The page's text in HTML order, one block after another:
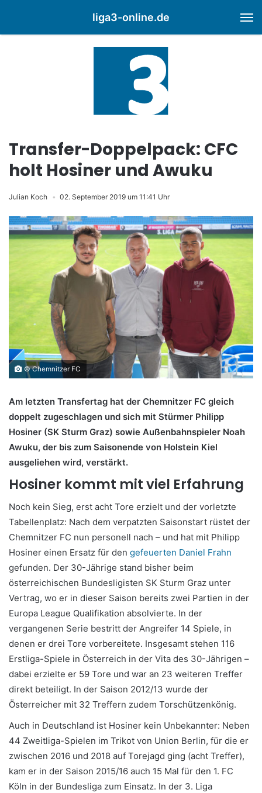
liga3-online.de
Transfer-Doppelpack: CFC
holt Hosiner und Awuku
Julian Koch 02. September 2019 um 11:41 Uhr
© Chemnitzer FC
Am letzten Transfertag hat der Chemnitzer FC gleich
doppelt zugeschlagen und sich mit Stürmer Philipp
Hosiner (SK Sturm Graz) sowie Außenbahnspieler Noah
Awuku, der bis zum Saisonende von Holstein Kiel
ausgeliehen wird, verstärkt.
Hosiner kommt mit viel Erfahrung
Noch kein Sieg, erst acht Tore erzielt und der vorletzte
Tabellenplatz: Nach dem verpatzten Saisonstart rüstet der
Chemnitzer FC nun personell nach – und hat mit Philipp
Hosiner einen Ersatz für den gefeuerten Daniel Frahn
gefunden. Der 30-Jährige stand bisher beim
österreichischen Bundesligisten SK Sturm Graz unter
Vertrag, wo er in dieser Saison bereits zwei Partien in der
Europa League Qualifikation absolvierte. In der
vergangenen Serie bestritt der Angreifer 14 Spiele, in
denen er drei Tore vorbereitete. Insgesamt stehen 116
Erstliga-Spiele in Österreich in der Vita des 30-Jährigen –
dabei erzielte er 59 Tore und war an 23 weiteren Treffer
direkt beteiligt. In der Saison 2012/13 wurde der
Österreicher mit 32 Treffern zudem Torschützenkönig.
Auch in Deutschland ist Hosiner kein Unbekannter: Neben
44 Zweitliga-Spielen im Trikot von Union Berlin, für die er
zwischen 2016 und 2018 auf Torejagd ging (acht Treffer),
kam er in der Saison 2015/16 auch 15 Mal für den 1. FC
Köln in der Bundesliga zum Einsatz. In der 3. Liga